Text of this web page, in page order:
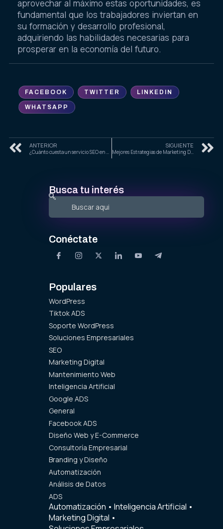
aprovechar al máximo estas oportunidades, es
fundamental que los trabajadores inviertan en
su formación y desarrollo profesional,
adquiriendo las habilidades necesarias para
prosperar en la economía del futuro.
FACEBOOK TWITTER LINKEDIN
WHATSAPP
ANTERIOR SIGUIENTE
Mejores Estrategias de Marketing Digital para Empresas en Uruapan, Michoacán
Busca tu interés
Conéctate
Populares
WordPress
Tiktok ADS
Soporte WordPress
Soluciones Empresariales
SEO
Marketing Digital
Mantenimiento Web
Inteligencia Artificial
Google ADS
General
Facebook ADS
Diseño Web y E-Commerce
Consultoría Empresarial
Branding y Diseño
Automatización
Análisis de Datos
ADS
Automatización • Inteligencia Artificial •
Marketing Digital •